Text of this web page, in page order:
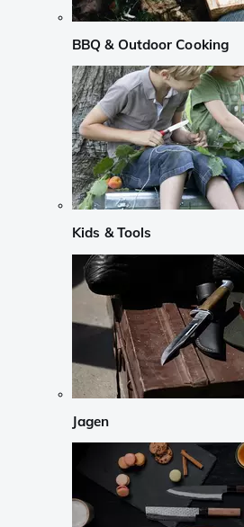
BBQ & Outdoor Cooking
Kids & Tools
Jagen